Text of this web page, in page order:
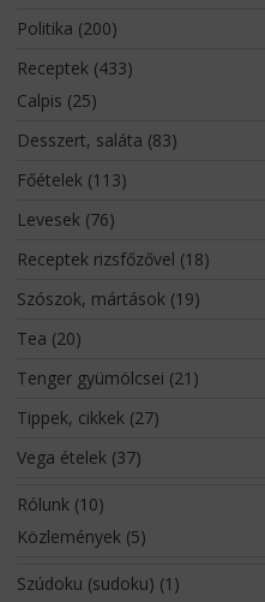
Politika (200)
Receptek(433)
Calpis (25)
Desszert, saláta (83)
Főételek(113)
Levesek(76)
Receptek rizsfőzővel (18)
Szószok, mártások(19)
Tea (20)
Tenger gyümölcsei (21)
Tippek, cikkek(27)
Vega ételek(37)
Rólunk(10)
Közlemények(5)
Szúdoku (sudoku) (1)